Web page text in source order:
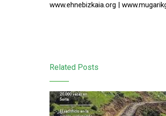
www.ehnebizkaia.org |
Related Posts